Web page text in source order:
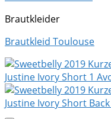
Brautkleider
Brautkleid Toulouse